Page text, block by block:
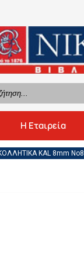
Η Εταιρεία
KAL 8mm Νο8